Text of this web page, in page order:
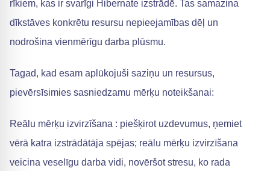
rīkiem, kas ir svarīgi Hibernate izstrādē. Tas samazina
dīkstāves konkrētu resursu nepieejamības dēļ un
nodrošina vienmērīgu darba plūsmu.
Tagad, kad esam aplūkojuši saziņu un resursus,
pievērsīsimies sasniedzamu mērķu noteikšanai:
Reālu mērķu izvirzīšana : piešķirot uzdevumus, ņemiet
vērā katra izstrādātāja spējas; reālu mērķu izvirzīšana
veicina veselīgu darba vidi, novēršot stresu, ko rada